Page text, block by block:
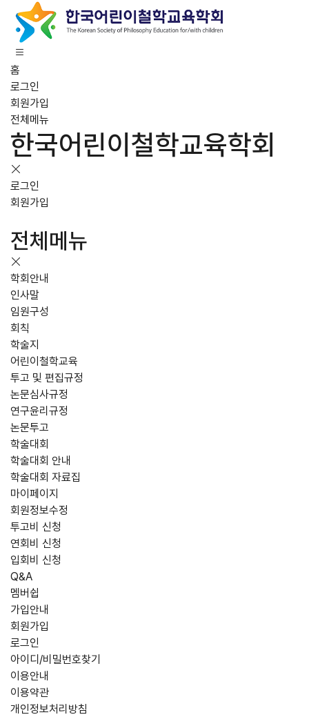
홈
로그인
회원가입
전체메뉴
한국어린이철학교육학회
로그인
회원가입
전체메뉴
학회안내
인사말
임원구성
회칙
학술지
어린이철학교육
투고 및 편집규정
논문심사규정
연구윤리규정
논문투고
학술대회
학술대회 안내
학술대회 자료집
마이페이지
회원정보수정
투고비 신청
연회비 신청
입회비 신청
Q&A
멤버쉽
가입안내
회원가입
로그인
아이디/비밀번호찾기
이용안내
이용약관
개인정보처리방침